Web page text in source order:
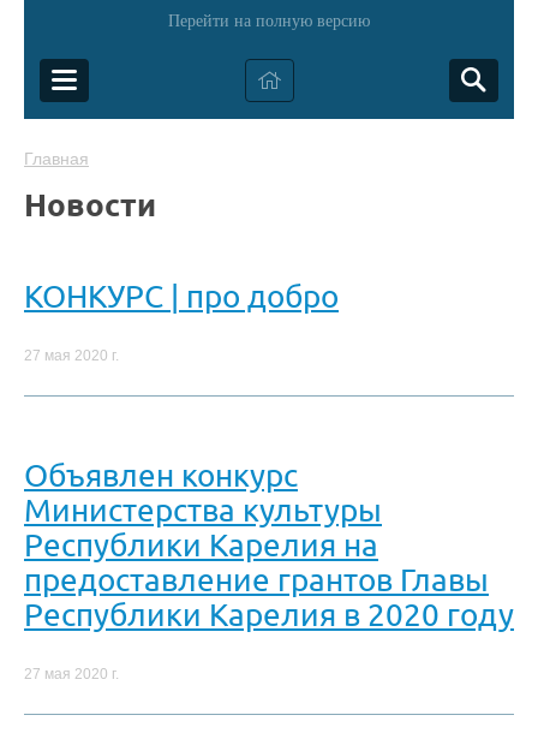
Перейти на полную версию
Главная
Новости
КОНКУРС | про добро
27 мая 2020 г.
Объявлен конкурс
Министерства культуры
Республики Карелия на
предоставление грантов Главы
Республики Карелия в 2020 году
27 мая 2020 г.